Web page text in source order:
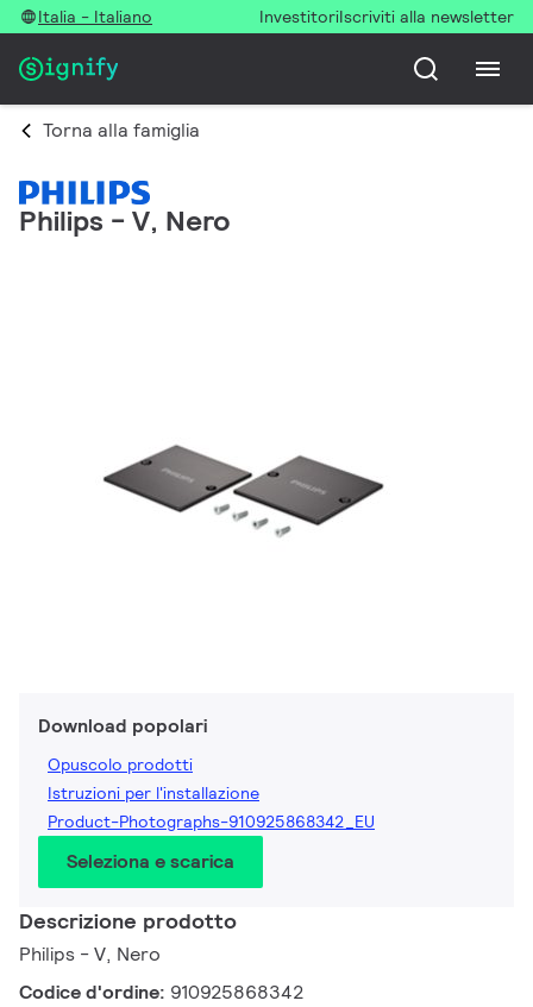
Italia - Italiano InvestitoriIscriviti alla newsletter
Torna alla famiglia
Philips - V, Nero
Download popolari
Opuscolo prodotti
Istruzioni per l'installazione
Product-Photographs-910925868342_EU
Seleziona e scarica
Descrizione prodotto
Philips - V, Nero
Codice d'ordine: 910925868342